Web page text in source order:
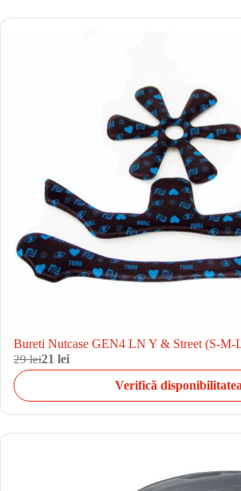
Bureti Nutcase GEN4 LN Y & Street (S-M-
29 lei21 lei
Verifică